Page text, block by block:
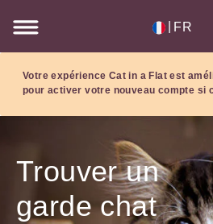
FR
Votre expérience Cat in a Flat est
pour activer votre nouveau compte si
Trouver un
garde chat